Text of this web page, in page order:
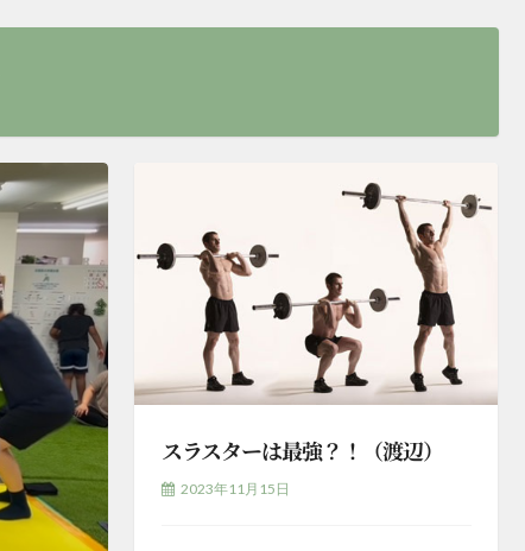
スラスターは最強？！（渡辺）
2023年11月15日